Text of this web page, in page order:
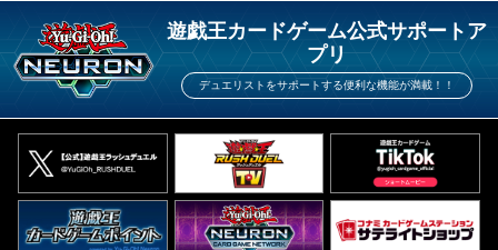
遊戯王カードゲーム公式サポートア
プリ
デュエリストをサポートする便利な機能が満載！！